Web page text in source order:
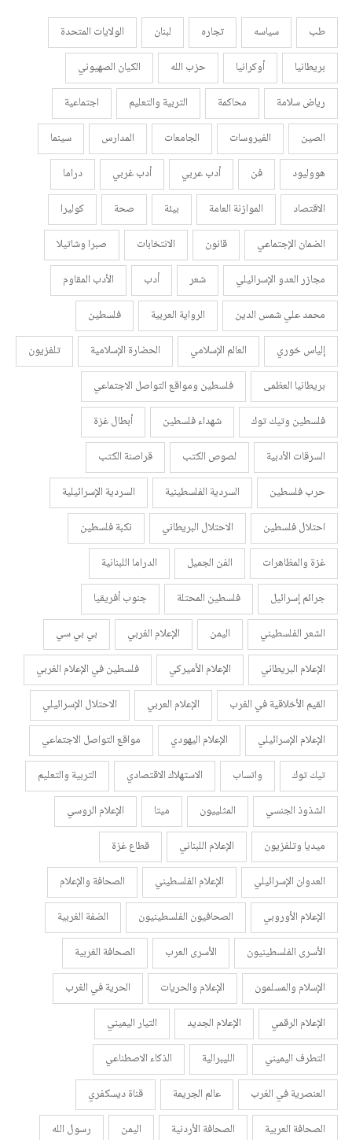
طب سياسه تجاره لبنان
الولايات المتحدة
بريطانيا
أوكرانيا حزب الله
الكيان الصهيوني
رياض سلامة
محاكمة التربية والتعليم
اجتماعية
الصين
الفيروسات الجامعات المدارس
سينما
هووليود
فن أدب عربي أدب غربي
دراما
الاقتصاد
الموازنة العامة بيئة صحة
كوليرا
الضمان الإجتماعي
قانون الانتخابات
صبرا وشاتيلا
مجازر العدو الإسرائيلي
شعر أدب
الأدب المقاوم
محمد علي شمس الدين
الرواية العربية
فلسطين
إلياس خوري
العالم الإسلامي الحضارة الإسلامية
تلفزيون
بريطانيا العظمى
فلسطين ومواقع التواصل الاجتماعي
فلسطين وتيك توك
شهداء فلسطين
أبطال غزة
السرقات الأدبية
لصوص الكتب
قراصنة الكتب
حرب فلسطين
السردية الفلسطينية
السردية الإسرائيلية
احتلال فلسطين
الاحتلال البريطاني
نكبة فلسطين
غزة والمظاهرات
الفن الجميل
الدراما اللبنانية
جرائم إسرائيل
فلسطين المحتلة
جنوب أفريقيا
الشعر الفلسطيني
اليمن الإعلام الغربي
بي بي سي
الإعلام البريطاني
الإعلام الأميركي
فلسطين في الإعلام الغربي
القيم الأخلاقية في الغرب
الإعلام العربي
الاحتلال الإسرائيلي
الإعلام الإسرائيلي
الإعلام اليهودي
مواقع التواصل الاجتماعي
تيك توك
واتساب الاستهلاك الاقتصادي
التربية والتعليم
الشذوذ الجنسي
المثلييون ميتا
الإعلام الروسي
ميديا وتلفزيون
الإعلام اللبناني
قطاع غزة
العدوان الإسرائيلي
الإعلام الفلسطيني
الصحافة والإعلام
الإعلام الأوروبي
الصحافيون الفلسطينيون
الضفة الغربية
الأسرى الفلسطينيون
الأسرى العرب
الصحافة الغربية
الإسلام والمسلمون
الإعلام والحريات
الحرية في الغرب
الإعلام الرقمي
الإعلام الجديد
التيار اليميني
التطرف اليميني
الليبرالية
الذكاء الاصطناعي
العنصرية في الغرب
عالم الجريمة
قناة ديسكفري
الصحافة العربية
الصحافة الأردنية اليمن
رسول الله